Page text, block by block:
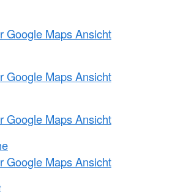
Google Maps Ansicht
Google Maps Ansicht
Google Maps Ansicht
Google Maps Ansicht